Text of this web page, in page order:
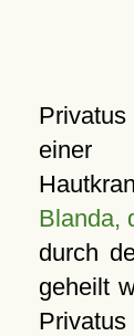
einer
Blanda,
durch
geheilt